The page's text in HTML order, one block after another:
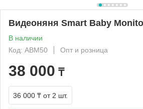
Видеоняня Smart Baby
В наличии
Код: ABM50
Опт и розница
38 000 ₸
36 000 ₸ от 2 шт.